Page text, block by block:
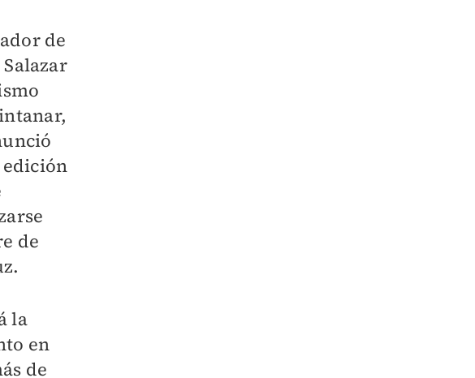
de
edición
de
la
en
de